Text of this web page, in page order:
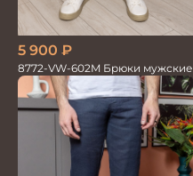
5 900 ₽
8772-VW-602M Брюки мужские